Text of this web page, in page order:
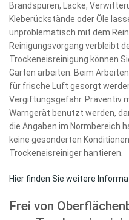
Brandspuren, Lacke,
Kleberückstände oder Öle
unproblematisch mit dem
Reinigungsvorgang verbleibt
Trockeneisreinigung können
Garten arbeiten. Beim
für frische Luft gesorgt
Vergiftungsgefahr. Präventiv
Warngerät benutzt werden,
die Angaben im Normbereich
keine gesonderten
Trockeneisreiniger hantieren.
Hier finden Sie weitere
Frei von